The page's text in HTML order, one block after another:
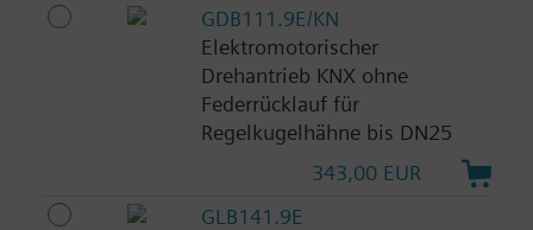
GDB111.9E/KN
Elektromotorischer
Drehantrieb KNX ohne
Federrücklauf für
Regelkugelhähne bis DN25
343,00 EUR
GLB141.9E